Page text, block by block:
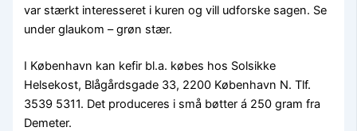
var stærkt interesseret i kuren og vill udforske sagen. Se
under glaukom – grøn stær.
I København kan kefir bl.a. købes hos Solsikke
Helsekost, Blågårdsgade 33, 2200 København N. Tlf.
3539 5311. Det produceres i små bøtter á 250 gram fra
Demeter.